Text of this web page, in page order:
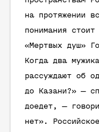
на протяжении
понимания
«Мертвых душ»
Когда два
рассуждают об
до Казани?» —
доедет, —
нет».